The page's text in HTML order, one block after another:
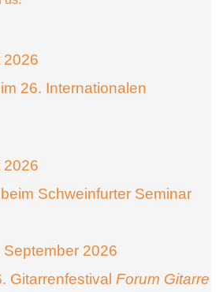
2026
26. Internationalen
2026
Schweinfurter Seminar
2026
Gitarrenfestival Forum Gitarre